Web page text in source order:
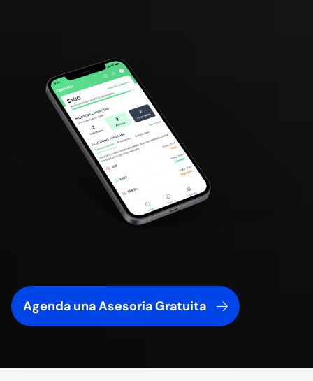
Agenda una Asesoría Gratuita